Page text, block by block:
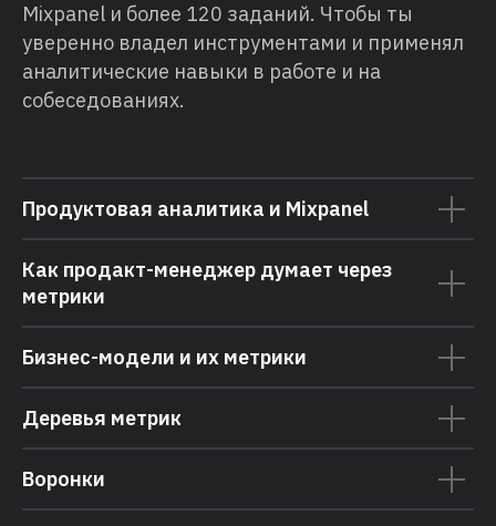
Mixpanel и более 120 заданий. Чтобы ты
уверенно владел инструментами и применял
аналитические навыки в работе и на
собеседованиях.
Продуктовая аналитика и Mixpanel
Как продакт-менеджер думает через
метрики
Бизнес-модели и их метрики
Деревья метрик
Воронки